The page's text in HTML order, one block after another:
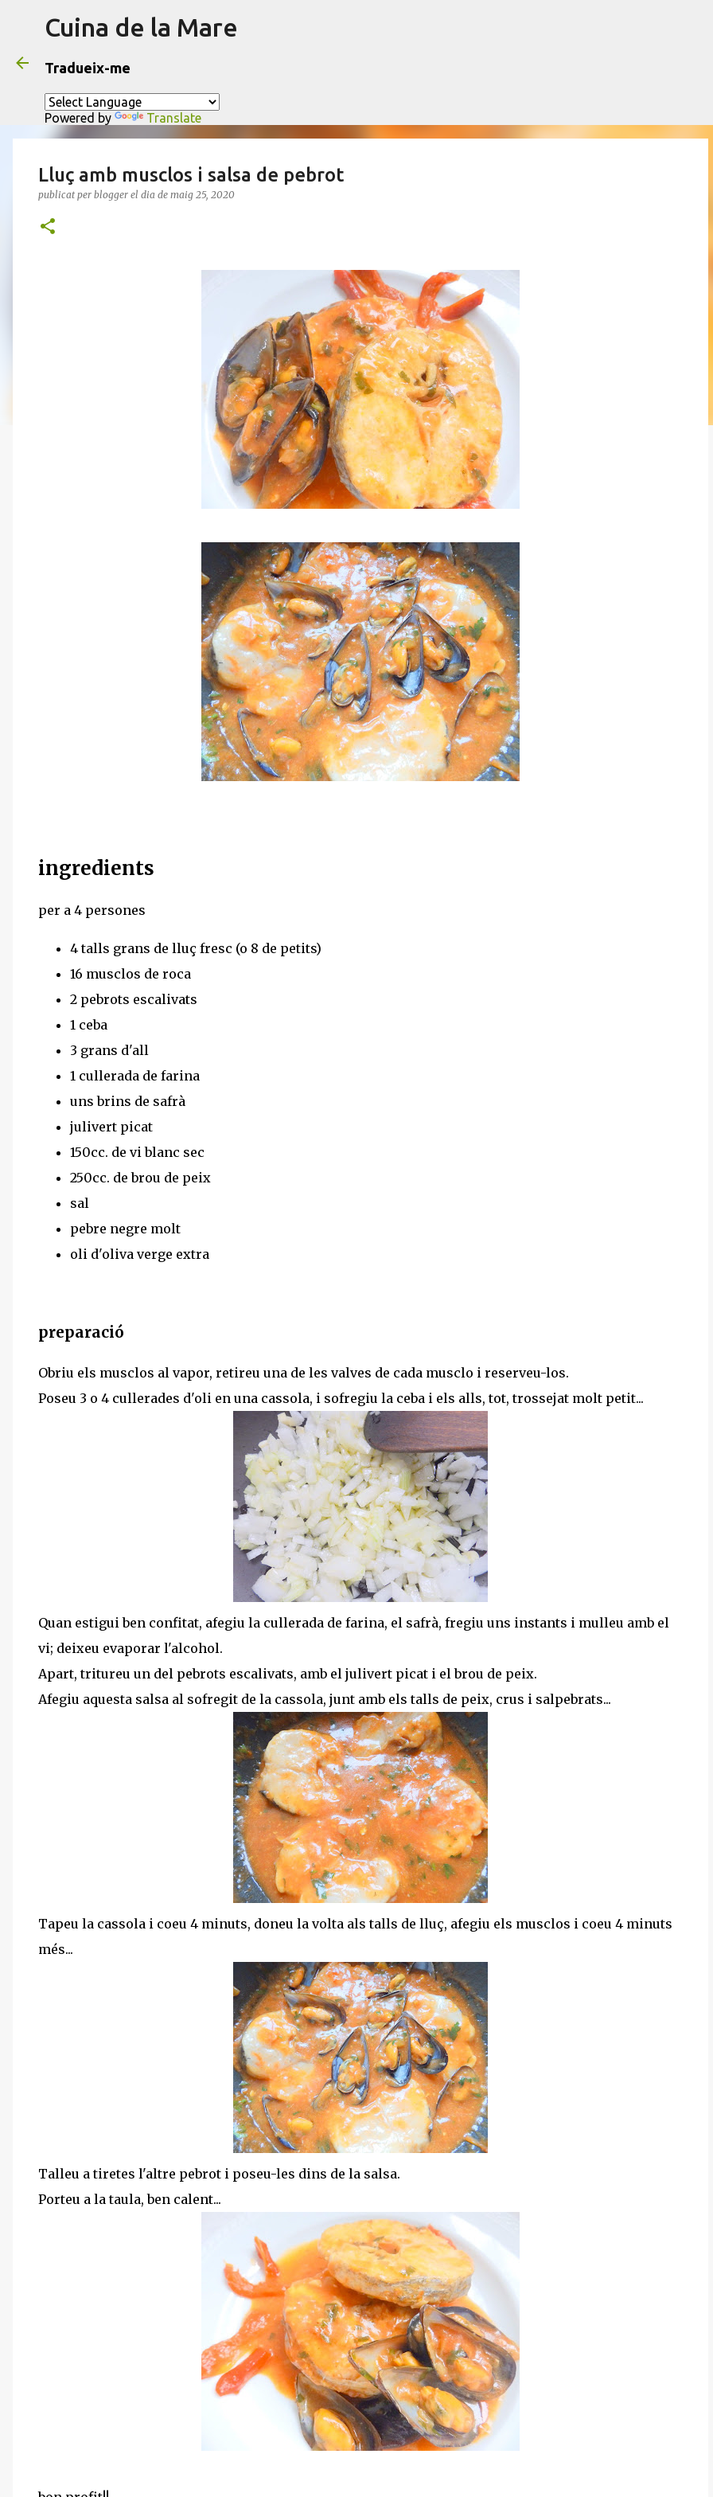
Cuina de la Mare
Tradueix-me
Powered by Translate
Lluç amb musclos i salsa de pebrot
publicat per blogger el dia de maig 25, 2020
ingredients
per a 4 persones
4 talls grans de lluç fresc (o 8 de petits)
16 musclos de roca
2 pebrots escalivats
1 ceba
3 grans d'all
1 cullerada de farina
uns brins de safrà
julivert picat
150cc. de vi blanc sec
250cc. de brou de peix
sal
pebre negre molt
oli d'oliva verge extra
preparació
Obriu els musclos al vapor, retireu una de les valves de cada musclo i reserveu-los.
Poseu 3 o 4 cullerades d'oli en una cassola, i sofregiu la ceba i els alls, tot, trossejat molt petit...
Quan estigui ben confitat, afegiu la cullerada de farina, el safrà, fregiu uns instants i mulleu amb el
vi; deixeu evaporar l'alcohol.
Apart, tritureu un del pebrots escalivats, amb el julivert picat i el brou de peix.
Afegiu aquesta salsa al sofregit de la cassola, junt amb els talls de peix, crus i salpebrats...
Tapeu la cassola i coeu 4 minuts, doneu la volta als talls de lluç, afegiu els musclos i coeu 4 minuts
més...
Talleu a tiretes l'altre pebrot i poseu-les dins de la salsa.
Porteu a la taula, ben calent...